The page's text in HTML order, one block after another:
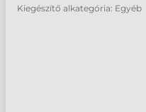
Kiegészítő alkategória: Egyéb